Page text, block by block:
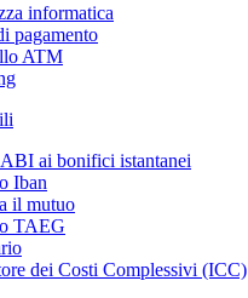
informatica
pagamento
ATM
ai bonifici istantanei
Iban
il mutuo
TAEG
dei Costi Complessivi (ICC)